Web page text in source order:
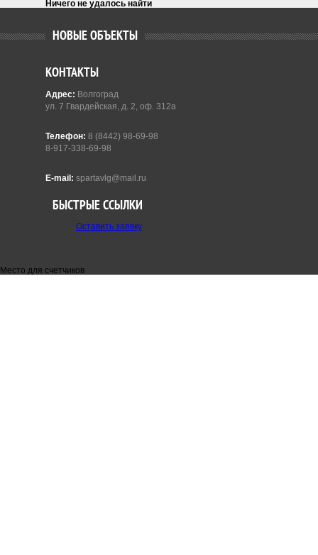
Ничего не удалось найти
НОВЫЕ ОБЪЕКТЫ
КОНТАКТЫ
Адрес: Волгоград
ул. 7 Гвардейская, д. 2, оф. 312а
Телефон: 8 (8442) 98-69-98
8-917-338-69-98
E-mail: spartavlg@mail.ru
БЫСТРЫЕ ССЫЛКИ
Оставить заявку
Место для счетчиков